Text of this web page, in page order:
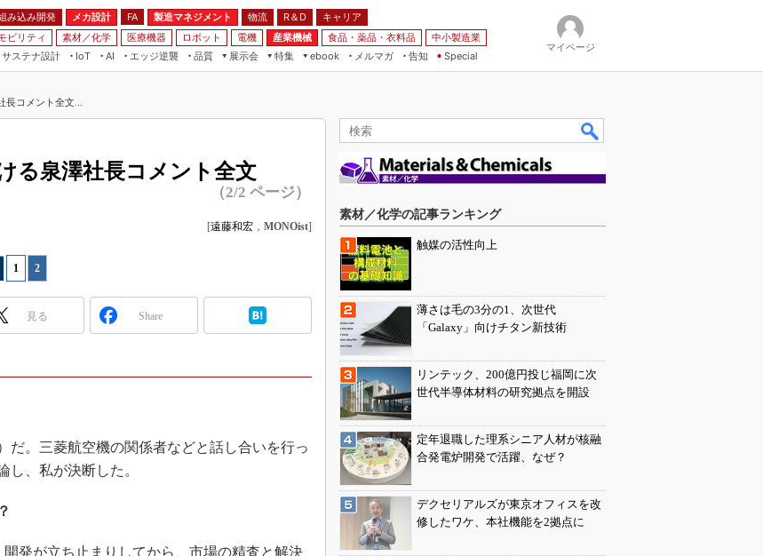
み込み開発 メカ設計 FA 製造マネジメント 物流 R＆D
キャリア
ビリティ 素材／化学 医療機器 ロボット 電機 産業機械 食品・薬品・衣料品
中小製造業
サステナ設計
IoT
AI
エッジ逆襲 品質
展示会
JIMTOF
IIFES
スマート工場EXPO
EdgeTech+
特集
VR／AR
Windows Embedded
車載ソフト開発
無償設計ツール
ebook
メルマガ
告知 Special
マイページ
長コメント全文...
る泉澤社長コメント全文
（2/2 ページ）
[遠藤和宏 ， MONOist]
1 2
見る Share
。三菱航空機の関係者などと話し合いを行っ
し、私が決断した。
開発が立ち止まりしてから、市場の精査と解決
素材／化学の記事ランキング
触媒の活性向上
薄さは毛の3分の1、次世代
「Galaxy」向けチタン新技術
リンテック、200億円投じ福岡に次
世代半導体材料の研究拠点を開設
定年退職した理系シニア人材が核融
合発電炉開発で活躍、なぜ？
デクセリアルズが東京オフィスを改
修したワケ、本社機能を2拠点に